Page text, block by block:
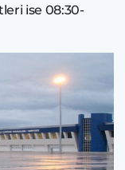
ise 08:30-